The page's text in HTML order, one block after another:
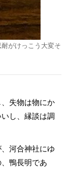
がけっこう大変そ
失物は物にか
し、縁談は調
河合神社にゆ
鴨長明であ